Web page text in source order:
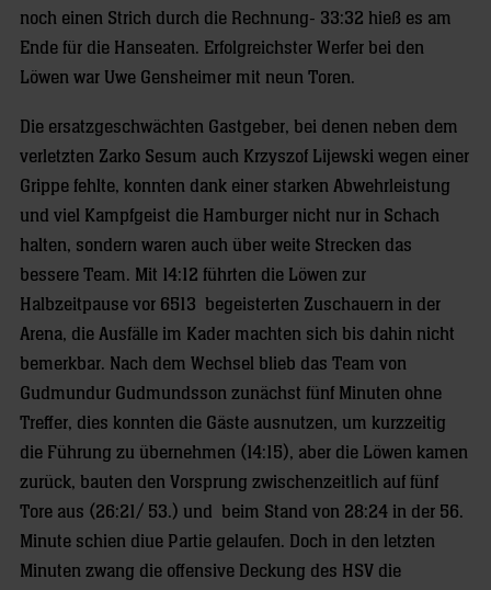
noch einen Strich durch die Rechnung- 33:32 hieß es am
Ende für die Hanseaten. Erfolgreichster Werfer bei den
Löwen war Uwe Gensheimer mit neun Toren.
Die ersatzgeschwächten Gastgeber, bei denen neben dem
verletzten Zarko Sesum auch Krzyszof Lijewski wegen einer
Grippe fehlte, konnten dank einer starken Abwehrleistung
und viel Kampfgeist die Hamburger nicht nur in Schach
halten, sondern waren auch über weite Strecken das
bessere Team. Mit 14:12 führten die Löwen zur
Halbzeitpause vor 6513 begeisterten Zuschauern in der
Arena, die Ausfälle im Kader machten sich bis dahin nicht
bemerkbar. Nach dem Wechsel blieb das Team von
Gudmundur Gudmundsson zunächst fünf Minuten ohne
Treffer, dies konnten die Gäste ausnutzen, um kurzzeitig
die Führung zu übernehmen (14:15), aber die Löwen kamen
zurück, bauten den Vorsprung zwischenzeitlich auf fünf
Tore aus (26:21/ 53.) und beim Stand von 28:24 in der 56.
Minute schien diue Partie gelaufen. Doch in den letzten
Minuten zwang die offensive Deckung des HSV die